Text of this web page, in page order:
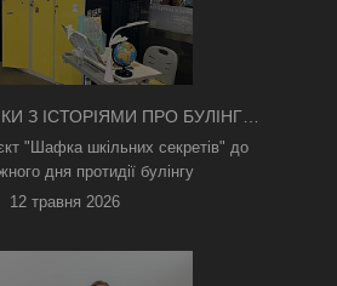
З ІСТОРІЯМИ ПРО БУЛІНГ
В КИЄВІ
"Шафка шкільних секретів" до
дня протидії булінгу
12 травня 2026